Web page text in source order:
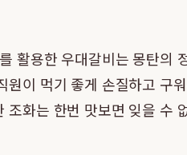
용한 우대갈비는 몽탄의
이 먹기 좋게 손질하고 구
화는 한번 맛보면 잊을 수